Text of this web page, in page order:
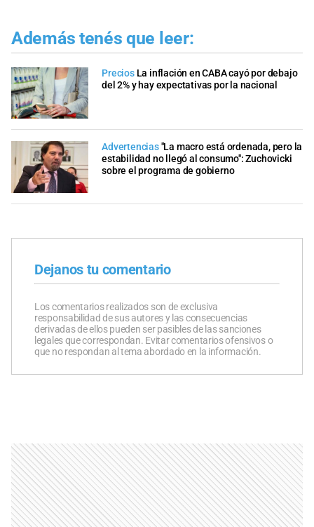
Además tenés que leer:
Precios La inflación en CABA cayó por debajo
del 2% y hay expectativas por la nacional
Advertencias"La macro está ordenada, pero la
estabilidad no llegó al consumo": Zuchovicki
sobre el programa de gobierno
Dejanos tu comentario
Los comentarios realizados son de exclusiva
responsabilidad de sus autores y las consecuencias
derivadas de ellos pueden ser pasibles de las sanciones
legales que correspondan. Evitar comentarios ofensivos o
que no respondan al tema abordado en la información.